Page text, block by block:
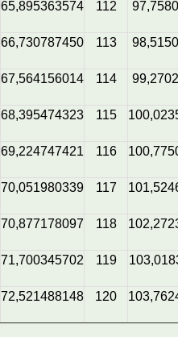
65,895363574 112
66,730787450 113
67,564156014 114
68,395474323 115
69,224747421 116
70,051980339 117
70,877178097 118
71,700345702 119
72,521488148 120